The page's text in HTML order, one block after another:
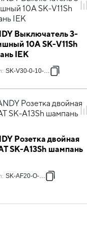
Выключатель 3-
10А SK-V11Sh
IEK
: SK-V30-0-10-K37
Розетка двойная
SK-A13Sh шампань
: SK-AF20-O-K37